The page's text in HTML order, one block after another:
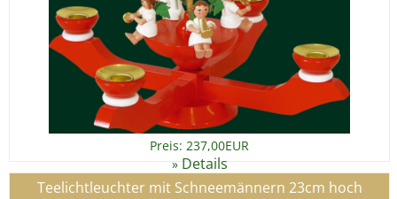
Preis: 237,00EUR
»Details
Teelichtleuchter mit Schneemännern 23cm hoch